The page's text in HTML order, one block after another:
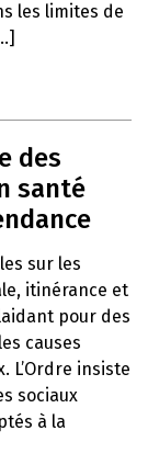
les limites de
des
santé
sur les
itinérance et
pour des
causes
L’Ordre insiste
sociaux
à la